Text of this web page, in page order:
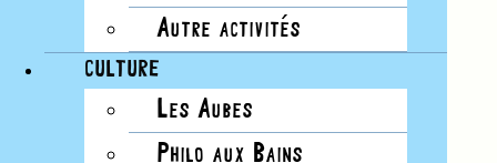
Lire cette édition
Autre activités
CULTURE
Les Aubes
Philo aux Bains